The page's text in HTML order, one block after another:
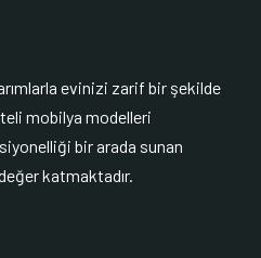
evinizi zarif bir şekilde
mobilya modelleri
bir arada sunan
katmaktadır.